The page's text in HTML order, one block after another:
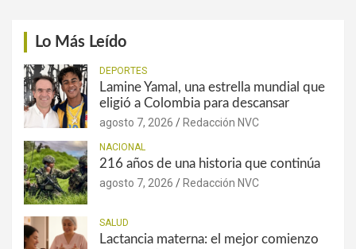
Lo Más Leído
DEPORTES
Lamine Yamal, una estrella mundial que
eligió a Colombia para descansar
agosto 7, 2026 Redacción NVC
NACIONAL
216 años de una historia que continúa
agosto 7, 2026 Redacción NVC
SALUD
Lactancia materna: el mejor comienzo